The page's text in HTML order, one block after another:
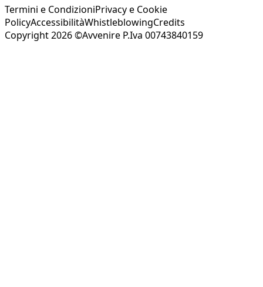
Termini e CondizioniPrivacy e Cookie
PolicyAccessibilitàWhistleblowingCredits
Copyright 2026 ©Avvenire P.Iva 00743840159